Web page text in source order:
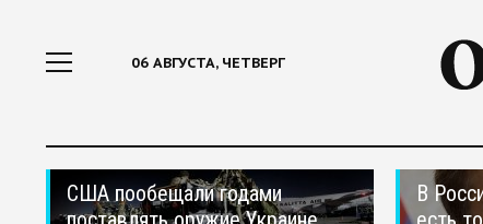
06 АВГУСТА, ЧЕТВЕРГ
США пообещали годами
В